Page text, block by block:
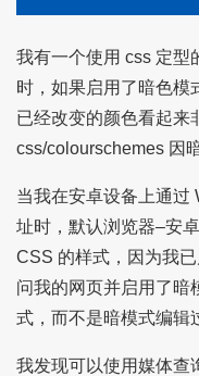
我有一个使用 css 定型
时，如果启用了暗色模
已经改变的颜色看起来
css/colourschemes 因
当我在安卓设备上通过
址时，默认浏览器–安
CSS 的样式，因为我
问我的网页并启用了暗
式，而不是暗模式编辑
我发现可以使用媒体查